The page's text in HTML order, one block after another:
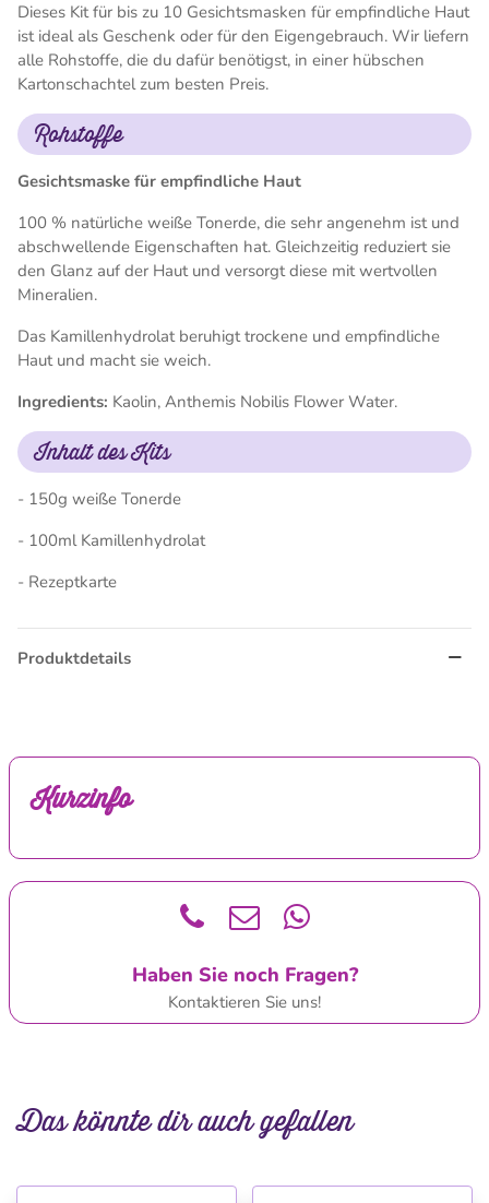
Dieses Kit für bis zu 10 Gesichtsmasken für empfindliche Haut
ist ideal als Geschenk oder für den Eigengebrauch. Wir liefern
alle Rohstoffe, die du dafür benötigst, in einer hübschen
Kartonschachtel zum besten Preis.
Rohstoffe
Gesichtsmaske für empfindliche Haut
100 % natürliche weiße Tonerde, die sehr angenehm ist und
abschwellende Eigenschaften hat. Gleichzeitig reduziert sie
den Glanz auf der Haut und versorgt diese mit wertvollen
Mineralien.
Das Kamillenhydrolat beruhigt trockene und empfindliche
Haut und macht sie weich.
Ingredients: Kaolin, Anthemis Nobilis Flower Water.
Inhalt des Kits
- 150g weiße Tonerde
- 100ml Kamillenhydrolat
- Rezeptkarte
Produktdetails
Kurzinfo
Haben Sie noch Fragen?
Kontaktieren Sie uns!
Das könnte dir auch gefallen